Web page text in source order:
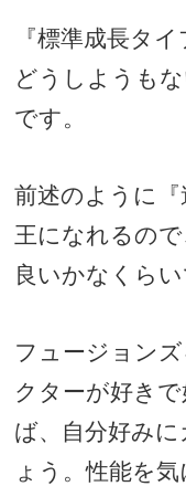
『標準成長タ
どうしようも
です。
前述のように
王になれるの
良いかなくらい
フュージョン
クターが好き
ば、自分好み
ょう。性能を